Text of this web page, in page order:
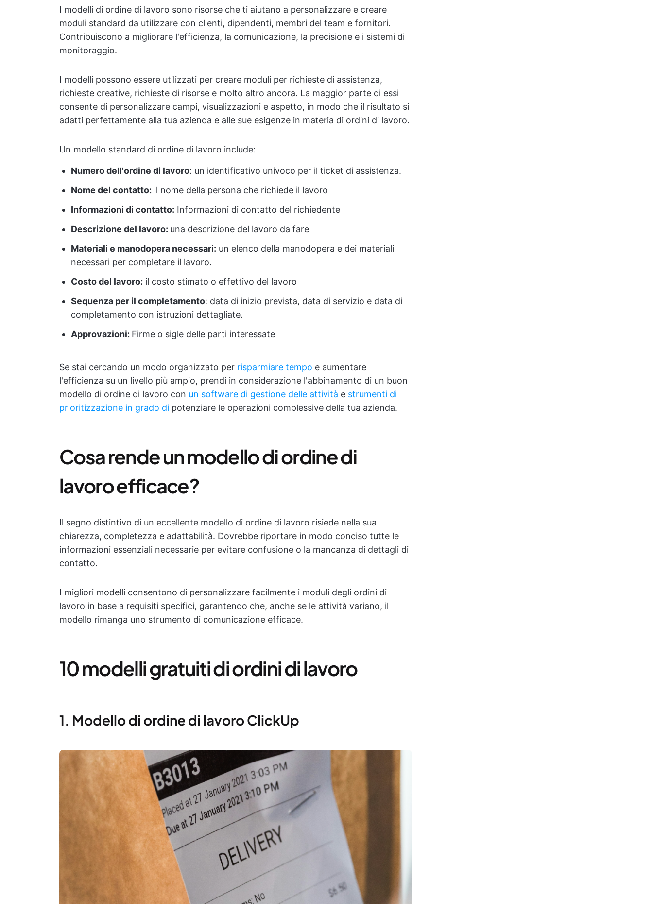
I modelli di ordine di lavoro sono risorse che ti aiutano a personalizzare e creare
moduli standard da utilizzare con clienti, dipendenti, membri del team e fornitori.
Contribuiscono a migliorare l'efficienza, la comunicazione, la precisione e i sistemi di
monitoraggio.
I modelli possono essere utilizzati per creare moduli per richieste di assistenza,
richieste creative, richieste di risorse e molto altro ancora. La maggior parte di essi
consente di personalizzare campi, visualizzazioni e aspetto, in modo che il risultato si
adatti perfettamente alla tua azienda e alle sue esigenze in materia di ordini di lavoro.
Un modello standard di ordine di lavoro include:
Numero dell'ordine di lavoro: un identificativo univoco per il ticket di assistenza.
Nome del contatto: il nome della persona che richiede il lavoro
Informazioni di contatto: Informazioni di contatto del richiedente
Descrizione del lavoro: una descrizione del lavoro da fare
Materiali e manodopera necessari: un elenco della manodopera e dei materiali
necessari per completare il lavoro.
Costo del lavoro: il costo stimato o effettivo del lavoro
Sequenza per il completamento: data di inizio prevista, data di servizio e data di
completamento con istruzioni dettagliate.
Approvazioni: Firme o sigle delle parti interessate
Se stai cercando un modo organizzato per risparmiare tempo e aumentare
l'efficienza su un livello più ampio, prendi in considerazione l'abbinamento di un buon
modello di ordine di lavoro con un software di gestione delle attività e strumenti di
prioritizzazione in grado di potenziare le operazioni complessive della tua azienda.
Cosa rende un modello di ordine di
lavoro efficace?
Il segno distintivo di un eccellente modello di ordine di lavoro risiede nella sua
chiarezza, completezza e adattabilità. Dovrebbe riportare in modo conciso tutte le
informazioni essenziali necessarie per evitare confusione o la mancanza di dettagli di
contatto.
I migliori modelli consentono di personalizzare facilmente i moduli degli ordini di
lavoro in base a requisiti specifici, garantendo che, anche se le attività variano, il
modello rimanga uno strumento di comunicazione efficace.
10 modelli gratuiti di ordini di lavoro
1. Modello di ordine di lavoro ClickUp